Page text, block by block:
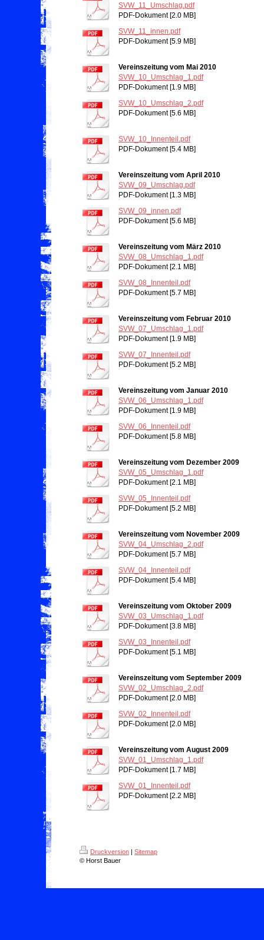
SVW_11_Umschlag.pdf
PDF-Dokument [2.0 MB]
SVW_11_innen.pdf
PDF-Dokument [5.9 MB]
Vereinszeitung vom Mai 2010
SVW_10_Umschlag_1.pdf
PDF-Dokument [1.9 MB]
SVW_10_Umschlag_2.pdf
PDF-Dokument [5.6 MB]
SVW_10_Innenteil.pdf
PDF-Dokument [5.4 MB]
Vereinszeitung vom April 2010
SVW_09_Umschlag.pdf
PDF-Dokument [1.3 MB]
SVW_09_innen.pdf
PDF-Dokument [5.6 MB]
Vereinszeitung vom März 2010
SVW_08_Umschlag_1.pdf
PDF-Dokument [2.1 MB]
SVW_08_Innenteil.pdf
PDF-Dokument [5.7 MB]
Vereinszeitung vom Februar 2010
SVW_07_Umschlag_1.pdf
PDF-Dokument [1.9 MB]
SVW_07_Innenteil.pdf
PDF-Dokument [5.2 MB]
Vereinszeitung vom Januar 2010
SVW_06_Umschlag_1.pdf
PDF-Dokument [1.9 MB]
SVW_06_Innenteil.pdf
PDF-Dokument [5.8 MB]
Vereinszeitung vom Dezember 2009
SVW_05_Umschlag_1.pdf
PDF-Dokument [2.1 MB]
SVW_05_Innenteil.pdf
PDF-Dokument [5.2 MB]
Vereinszeitung vom November 2009
SVW_04_Umschlag_2.pdf
PDF-Dokument [5.7 MB]
SVW_04_Innenteil.pdf
PDF-Dokument [5.4 MB]
Vereinszeitung vom Oktober 2009
SVW_03_Umschlag_1.pdf
PDF-Dokument [3.8 MB]
SVW_03_Innenteil.pdf
PDF-Dokument [5.1 MB]
Vereinszeitung vom September 2009
SVW_02_Umschlag_2.pdf
PDF-Dokument [2.0 MB]
SVW_02_Innenteil.pdf
PDF-Dokument [2.0 MB]
Vereinszeitung vom August 2009
SVW_01_Umschlag_1.pdf
PDF-Dokument [1.7 MB]
SVW_01_Innenteil.pdf
PDF-Dokument [2.2 MB]
Druckversion | Sitemap
© Horst Bauer